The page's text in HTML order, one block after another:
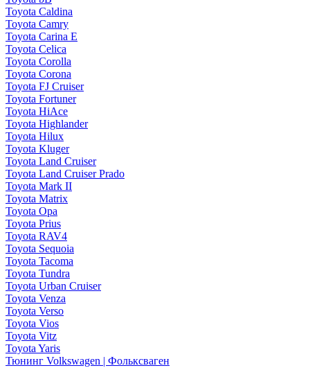
Toyota Caldina
Toyota Camry
Toyota Carina E
Toyota Celica
Toyota Corolla
Toyota Corona
Toyota FJ Cruiser
Toyota Fortuner
Toyota HiAce
Toyota Highlander
Toyota Hilux
Toyota Kluger
Toyota Land Cruiser
Toyota Land Cruiser Prado
Toyota Mark II
Toyota Matrix
Toyota Opa
Toyota Prius
Toyota RAV4
Toyota Sequoia
Toyota Tacoma
Toyota Tundra
Toyota Urban Cruiser
Toyota Venza
Toyota Verso
Toyota Vios
Toyota Vitz
Toyota Yaris
Тюнинг Volkswagen | Фольксваген